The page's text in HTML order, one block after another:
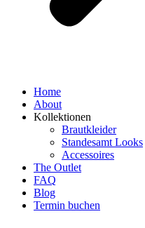
Home
About
Kollektionen
Brautkleider
Standesamt Looks
Accessoires
The Outlet
FAQ
Blog
Termin buchen